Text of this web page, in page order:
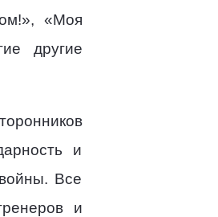
«Моя
другие
и
Все
и